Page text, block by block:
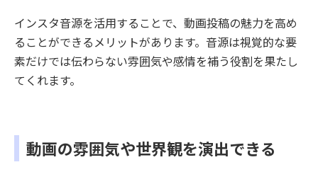
インスタ音源を活用することで、動画投稿の魅力を高め
ることができるメリットがあります。音源は視覚的な要
素だけでは伝わらない雰囲気や感情を補う役割を果たし
てくれます。
動画の雰囲気や世界観を演出できる